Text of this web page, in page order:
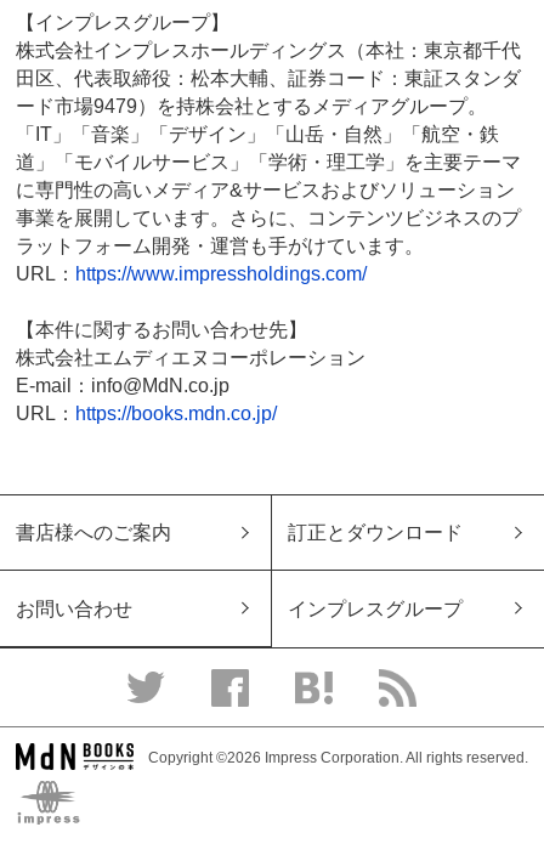
【インプレスグループ】
株式会社インプレスホールディングス（本社：東京都千代
田区、代表取締役：松本大輔、証券コード：東証スタンダ
ード市場9479）を持株会社とするメディアグループ。
「IT」「音楽」「デザイン」「山岳・自然」「航空・鉄
道」「モバイルサービス」「学術・理工学」を主要テーマ
に専門性の高いメディア&サービスおよびソリューション
事業を展開しています。さらに、コンテンツビジネスのプ
ラットフォーム開発・運営も手がけています。
URL： https://www.impressholdings.com/
【本件に関するお問い合わせ先】
株式会社エムディエヌコーポレーション
E-mail：info@MdN.co.jp
URL： https://books.mdn.co.jp/
書店様へのご案内 訂正とダウンロード
お問い合わせ インプレスグループ
Copyright ©2026 Impress Corporation. All rights reserved.